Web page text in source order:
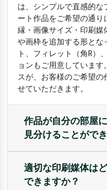
は、シンプルで直感的
ート作品をご希望の通
縁・画像サイズ・印刷媒
や画枠を追加する形とな
ト、フィレット（角R）
ョンもご用意していま
スが、お客様のご希望の
せていただきます。
作品が自分の部屋
見分けることがで
適切な印刷媒体は
できますか？